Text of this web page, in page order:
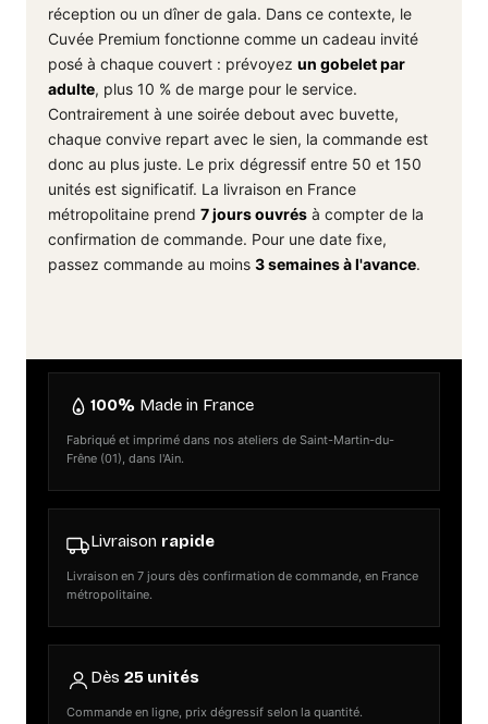
réception ou un dîner de gala. Dans ce contexte, le
Cuvée Premium fonctionne comme un cadeau invité
posé à chaque couvert : prévoyez un gobelet par
adulte, plus 10 % de marge pour le service.
Contrairement à une soirée debout avec buvette,
chaque convive repart avec le sien, la commande est
donc au plus juste. Le prix dégressif entre 50 et 150
unités est significatif. La livraison en France
métropolitaine prend 7 jours ouvrés à compter de la
confirmation de commande. Pour une date fixe,
passez commande au moins 3 semaines à l'avance.
100% Made in France
Fabriqué et imprimé dans nos ateliers de Saint-Martin-du-
Frêne (01), dans l'Ain.
Livraison rapide
Livraison en 7 jours dès confirmation de commande, en France
métropolitaine.
Dès 25 unités
Commande en ligne, prix dégressif selon la quantité.